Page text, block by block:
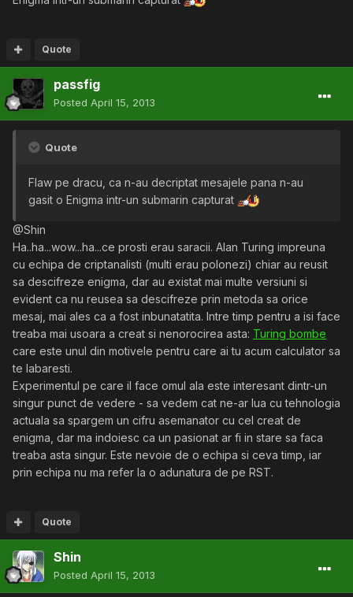
Quote
passfig
Posted April 15, 2013
Quote
Flaw pe dracu, ca n-au decriptat mesajele pana n-au
gasit o Enigma intr-un submarin capturat
@Shin
Ha..ha...wow...ha...ce prosti erau saracii. Alan Turing impreuna
cu echipa de criptanalisti (multi erau polonezi) chiar au reusit
sa descifreze enigma, dar au existat mai multe versiuni si
evident ca nu reusea sa descifreze prin metoda sa orice
mesaj, mai ales ca a fost inbunatatita. Intre timp pentru a isi face
treaba mai usoara a creat si nenorocirea asta: Turing bombe
care este unul din motivele pentru care ai tu acum calculator sa
te labaresti.
Experimentul pe care il face omul ala este interesant dintr-un
singur punct de vedere - sa vedem cat ne-ar lua cu tehnologia
actuala sa spargem un cifru asemanator cu cel creat de
enigma, dar ma indoiesc ca un pasionat ar fi in stare sa faca
treaba asta singur. Este nevoie de o echipa si ceva timp, iar
prin echipa nu ma refer la o adunatura de pe RST.
Quote
Shin
Posted April 15, 2013